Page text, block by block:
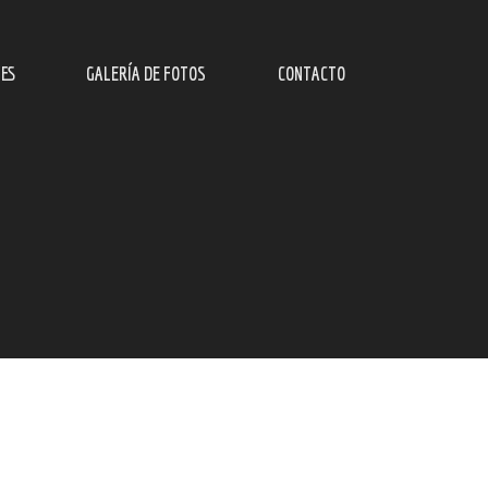
GALERÍA DE FOTOS CONTACTO